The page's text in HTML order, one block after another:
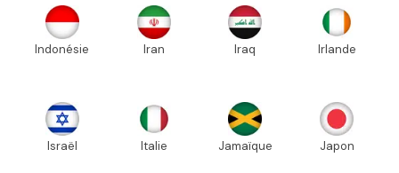
Indonésie Iran Iraq Irlande
Israël Italie Jamaïque Japon